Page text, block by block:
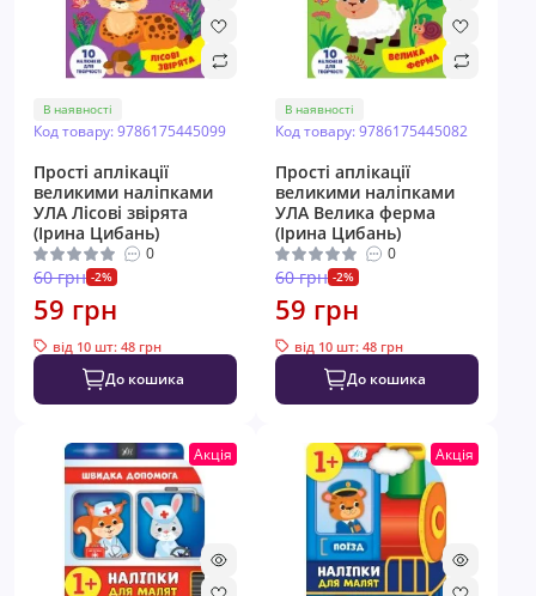
В наявності
Код товару: 9786175445099
Прості аплікації
великими наліпками
УЛА Лісові звірята
(Ірина Цибань)
0
60 грн -2%
59 грн
від 10 шт: 48 грн
До кошика
В наявності
Код товару: 9786175445082
Прості аплікації
великими наліпками
УЛА Велика ферма
(Ірина Цибань)
0
60 грн -2%
59 грн
від 10 шт: 48 грн
До кошика
Акція Акція